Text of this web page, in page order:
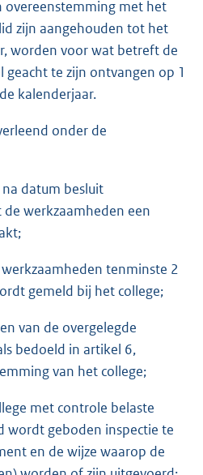
overeenstemming met het
zijn aangehouden tot het
worden voor wat betreft de
te zijn ontvangen op 1
kalenderjaar.
onder de
datum besluit
werkzaamheden een
tenminste 2
gemeld bij het college;
van de overgelegde
bedoeld in artikel 6,
van het college;
met controle belaste
wordt geboden inspectie te
en de wijze waarop de